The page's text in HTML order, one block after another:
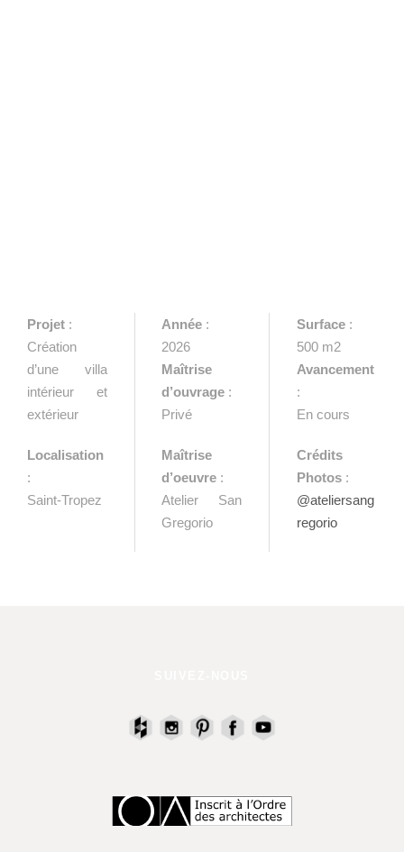
Projet :
Création
d’une villa
intérieur et
extérieur
Localisation
:
Saint-Tropez
Année :
2026
Maîtrise
d’ouvrage :
Privé
Maîtrise
d’oeuvre :
Atelier San
Gregorio
Surface:
500 m2
Avancement
:
En cours
Crédits
Photos :
@ateliersang
regorio